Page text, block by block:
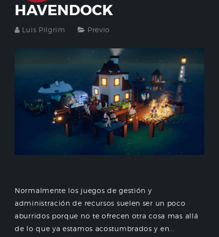
HAVENDOCK
Luis Pilgrim Previo
Normalmente los juegos de gestión y
administración de recursos suelen ser un poco
aburridos porque no te ofrecen otra cosa mas allá
de lo que ya estamos acostumbrados y en...